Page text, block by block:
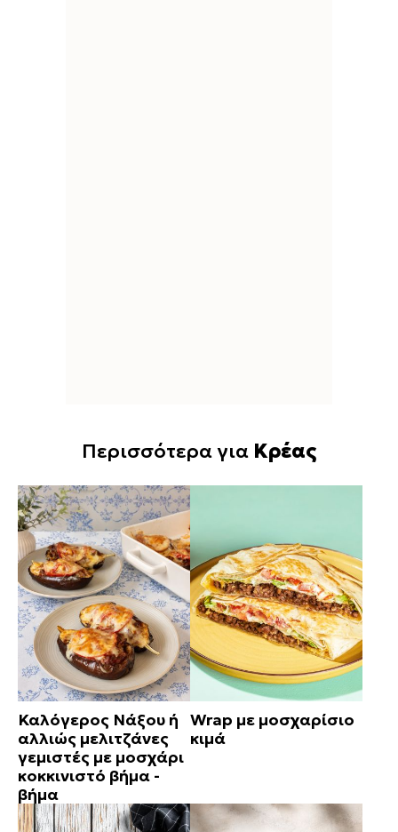
Περισσότερα για Κρέας
Καλόγερος Νάξου ή
αλλιώς μελιτζάνες
γεμιστές με μοσχάρι
κοκκινιστό βήμα -
βήμα
Wrap με μοσχαρίσιο
κιμά